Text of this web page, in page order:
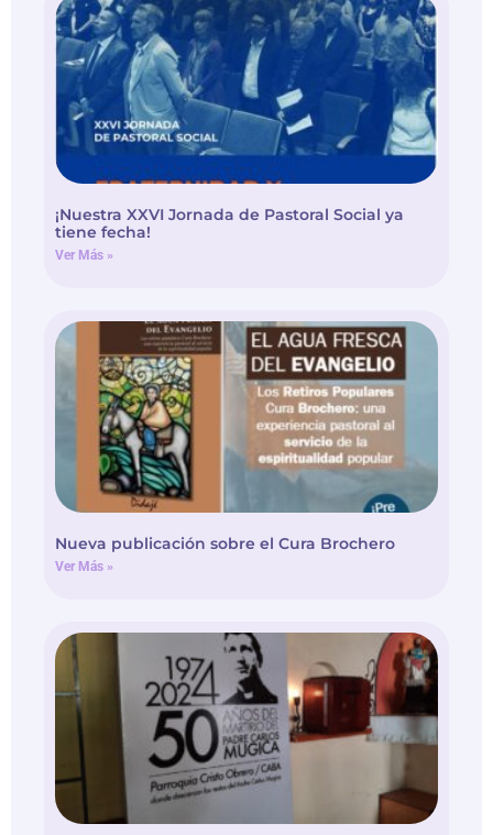
¡Nuestra XXVI Jornada de Pastoral Social ya
tiene fecha!
Ver Más »
Nueva publicación sobre el Cura Brochero
Ver Más »